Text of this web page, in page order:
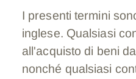
I presenti termini
inglese. Qualsiasi
all'acquisto di beni
nonché qualsiasi